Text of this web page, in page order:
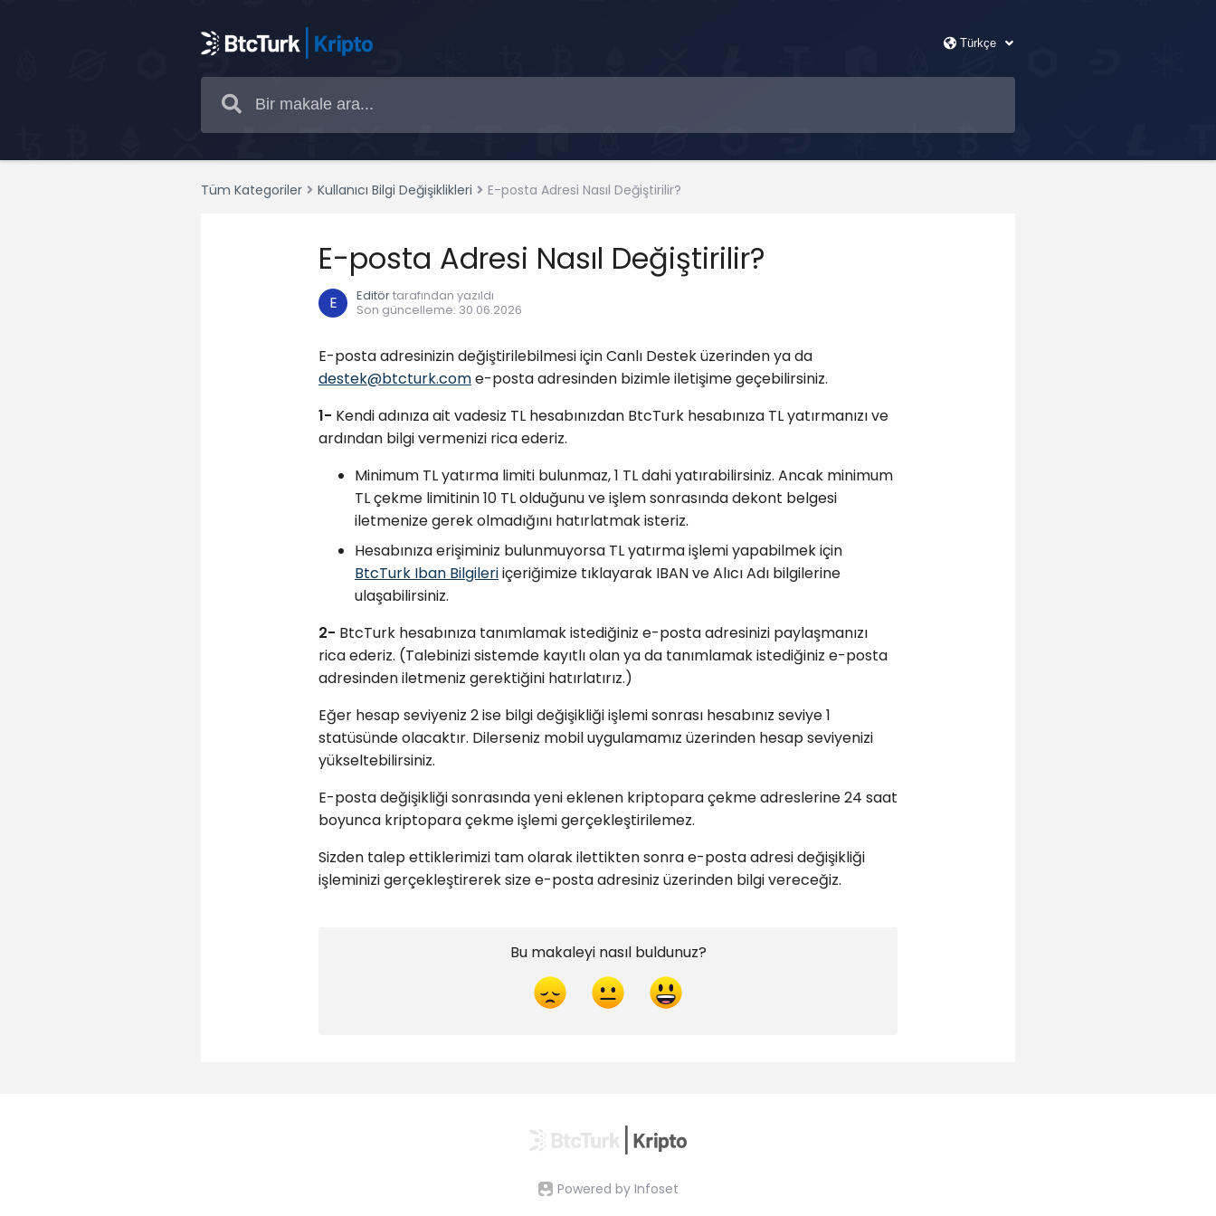
Tüm Kategoriler Kullanıcı Bilgi Değişiklikleri E-posta Adresi Nasıl Değiştirilir?
E-posta Adresi Nasıl Değiştirilir?
E Editörtarafından yazıldı
Son güncelleme: 30.06.2026
E-posta adresinizin değiştirilebilmesi için Canlı Destek üzerinden ya da
destek@btcturk.come-posta adresinden bizimle iletişime geçebilirsiniz.
1- Kendi adınıza ait vadesiz TL hesabınızdan BtcTurk hesabınıza TL yatırmanızı ve
ardından bilgi vermenizi rica ederiz.
Minimum TL yatırma limiti bulunmaz, 1 TL dahi yatırabilirsiniz. Ancak minimum
TL çekme limitinin 10 TL olduğunu ve işlem sonrasında dekont belgesi
iletmenize gerek olmadığını hatırlatmak isteriz.
Hesabınıza erişiminiz bulunmuyorsa TL yatırma işlemi yapabilmek için
BtcTurk Iban Bilgileriiçeriğimize tıklayarak IBAN ve Alıcı Adı bilgilerine
ulaşabilirsiniz.
2- BtcTurk hesabınıza tanımlamak istediğiniz e-posta adresinizi paylaşmanızı
rica ederiz. (Talebinizi sistemde kayıtlı olan ya da tanımlamak istediğiniz e-posta
adresinden iletmeniz gerektiğini hatırlatırız.)
Eğer hesap seviyeniz 2 ise bilgi değişikliği işlemi sonrası hesabınız seviye 1
statüsünde olacaktır. Dilerseniz mobil uygulamamız üzerinden hesap seviyenizi
yükseltebilirsiniz.
E-posta değişikliği sonrasında yeni eklenen kriptopara çekme adreslerine 24 saat
boyunca kriptopara çekme işlemi gerçekleştirilemez.
Sizden talep ettiklerimizi tam olarak ilettikten sonra e-posta adresi değişikliği
işleminizi gerçekleştirerek size e-posta adresiniz üzerinden bilgi vereceğiz.
Bu makaleyi nasıl buldunuz?
Powered by Infoset